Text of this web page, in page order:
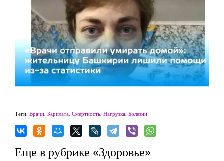
Теги: Врачи, Зарплата, Смертность, Нагрузка, Болезни
Еще в рубрике «Здоровье»